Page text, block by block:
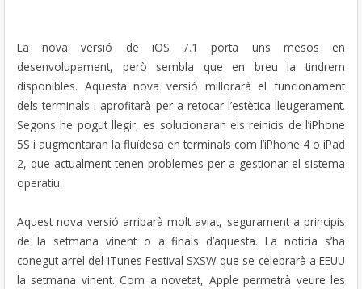
La nova versió de iOS 7.1 porta uns mesos en
desenvolupament, però sembla que en breu la tindrem
disponibles. Aquesta nova versió millorarà el funcionament
dels terminals i aprofitarà per a retocar l’estètica lleugerament.
Segons he pogut llegir, es solucionaran els reinicis de l’iPhone
5S i augmentaran la fluïdesa en terminals com l’iPhone 4 o iPad
2, que actualment tenen problemes per a gestionar el sistema
operatiu.
Aquest nova versió arribarà molt aviat, segurament a principis
de la setmana vinent o a finals d’aquesta. La noticia s’ha
conegut arrel del iTunes Festival SXSW que se celebrarà a EEUU
la setmana vinent. Com a novetat, Apple permetrà veure les